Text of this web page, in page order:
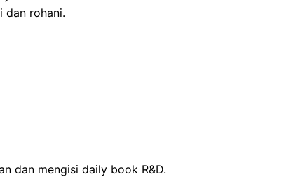
dan rohani.
dan mengisi daily book R&D.